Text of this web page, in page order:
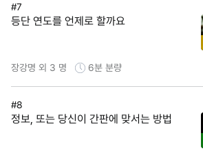
#7
등단 연도를 언제로 할까요
장강명 외 3 명 6분 분량
#8
정보, 또는 당신이 간판에 맞서는 방법